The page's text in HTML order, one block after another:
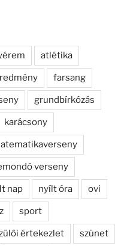
atlétika
farsang
grundbírkózás
karácsony
verseny
nap nyílt óra ovi
sport
értekezlet szünet